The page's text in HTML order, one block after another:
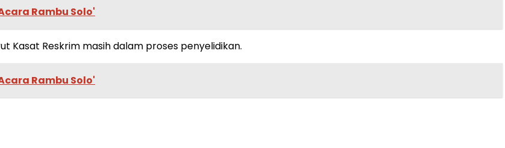
Rambu Solo'
Reskrim masih dalam proses penyelidikan.
Rambu Solo'